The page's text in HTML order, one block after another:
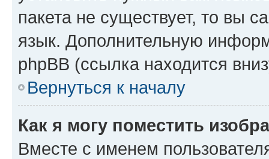
пакета не существует, то вы
язык. Дополнительную
phpBB (ссылка находится
Вернуться к началу
Как я могу поместить
Вместе с именем